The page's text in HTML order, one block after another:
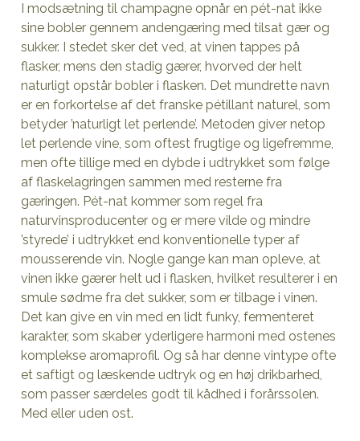
I modsætning til champagne opnår en pét-nat ikke
sine bobler gennem andengæring med tilsat gær og
sukker. I stedet sker det ved, at vinen tappes på
flasker, mens den stadig gærer, hvorved der helt
naturligt opstår bobler i flasken. Det mundrette navn
er en forkortelse af det franske pétillant naturel, som
betyder ’naturligt let perlende’. Metoden giver netop
let perlende vine, som oftest frugtige og ligefremme,
men ofte tillige med en dybde i udtrykket som følge
af flaskelagringen sammen med resterne fra
gæringen. Pét-nat kommer som regel fra
naturvinsproducenter og er mere vilde og mindre
’styrede’ i udtrykket end konventionelle typer af
mousserende vin. Nogle gange kan man opleve, at
vinen ikke gærer helt ud i flasken, hvilket resulterer i en
smule sødme fra det sukker, som er tilbage i vinen.
Det kan give en vin med en lidt funky, fermenteret
karakter, som skaber yderligere harmoni med ostenes
komplekse aromaprofil. Og så har denne vintype ofte
et saftigt og læskende udtryk og en høj drikbarhed,
som passer særdeles godt til kådhed i forårssolen.
Med eller uden ost.